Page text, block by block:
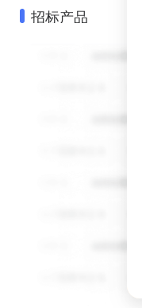
招标产品